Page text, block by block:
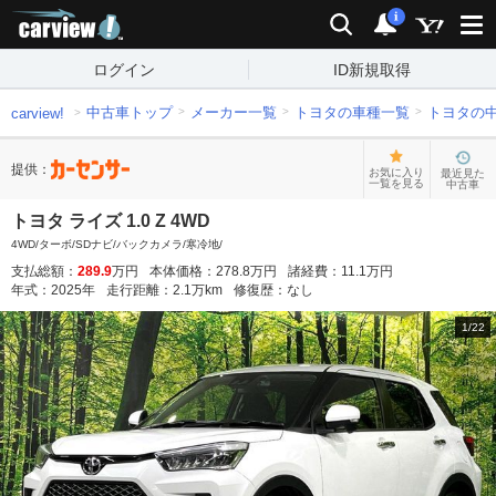
検索 通知
i
ログイン ID新規取得
carview! 中古車トップ メーカー一覧 トヨタの車種一覧 トヨタの
提供：
お気に入り
一覧を見る
最近見た
中古車
トヨタ ライズ 1.0 Z 4WD
4WD/ターボ/SDナビ/バックカメラ/寒冷地/
支払総額： 289.9万円 本体価格： 278.8万円 諸経費： 11.1万円
年式： 2025年 走行距離： 2.1万km 修復歴： なし
1/22